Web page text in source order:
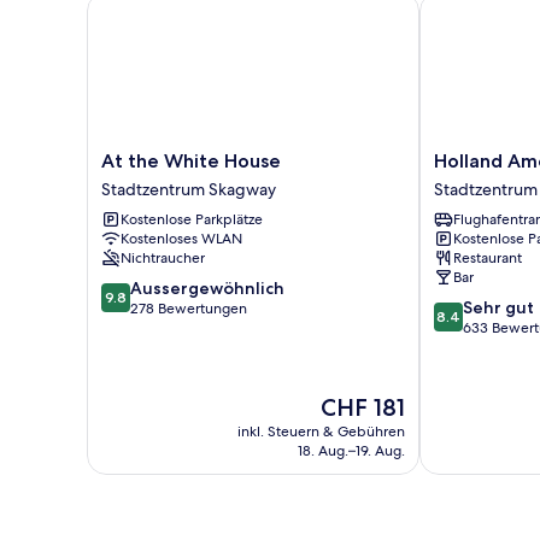
At
the
White
House
Stadtzentrum
Skagway
At the White House
Stadtzentrum Skagway
Kostenlose Parkplätze
Kostenloses WLAN
Nichtraucher
9.8
von
9.8 Aussergewöhnlich
278 Bewertungen
Der
Preis
beträgt
CHF 181
inkl. Steuern & Gebühren
18. Aug.–19. Aug.
Holland
America
Skagway
Inn
Stadtzentrum
Skagway
Holland
Stadtzentrum
Kostenlose
Restaurant
Bar
8.4
von
8.4 Sehr gut
633